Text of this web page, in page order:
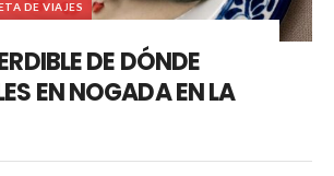
DE VIAJES
DE DÓNDE
EN NOGADA EN LA